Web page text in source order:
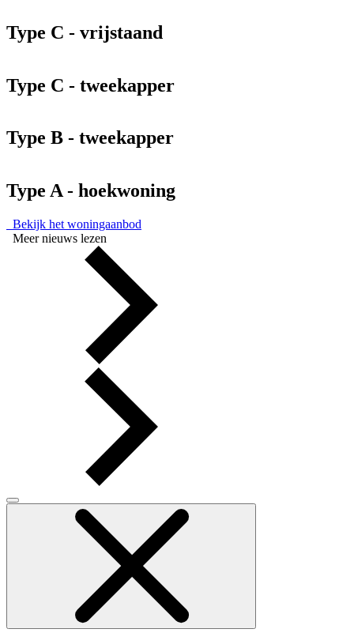
Type C - vrijstaand
Type C - tweekapper
Type B - tweekapper
Type A - hoekwoning
Bekijk het woningaanbod
Meer nieuws lezen